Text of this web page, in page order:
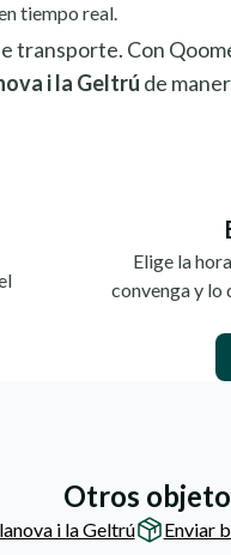
tiempo real.
transporte. Con
i la Geltrú de
Elige la
convenga y lo
Otros
i la Geltrú Enviar